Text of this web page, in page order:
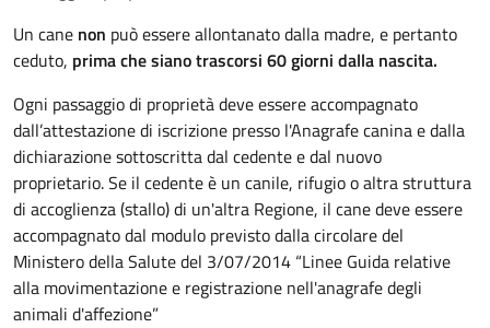
Un cane non può essere allontanato dalla madre, e pertanto
ceduto, prima che siano trascorsi 60 giorni dalla nascita.
Ogni passaggio di proprietà deve essere accompagnato
dall’attestazione di iscrizione presso l'Anagrafe canina e dalla
dichiarazione sottoscritta dal cedente e dal nuovo
proprietario. Se il cedente è un canile, rifugio o altra struttura
di accoglienza (stallo) di un'altra Regione, il cane deve essere
accompagnato dal modulo previsto dalla circolare del
Ministero della Salute del 3/07/2014 “Linee Guida relative
alla movimentazione e registrazione nell'anagrafe degli
animali d'affezione”